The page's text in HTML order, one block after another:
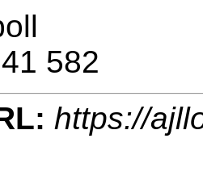
582
https://